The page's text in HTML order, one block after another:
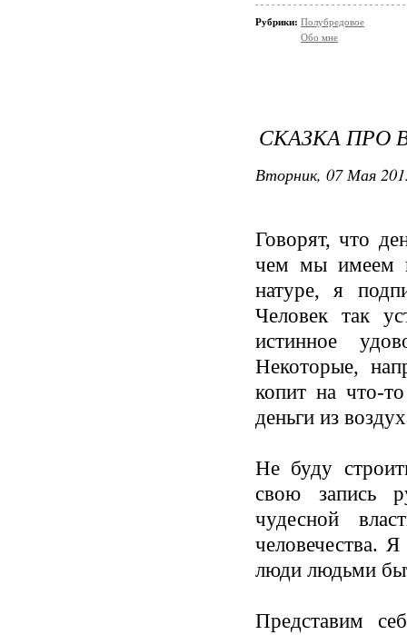
Рубрики: Полубредовое
Обо мне
СКАЗКА ПРО
Вторник, 07 Мая
Говорят, что
чем мы имеем
натуре, я
Человек так
истинное
Некоторые,
копит на что-
деньги из
Не буду
свою запись
чудесной
человечества.
люди людьми
Представим